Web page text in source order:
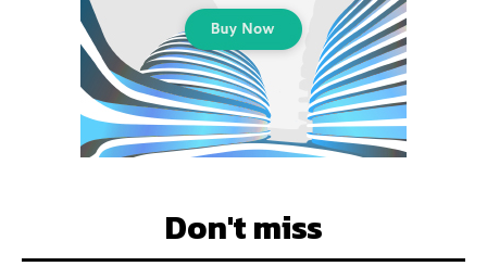
Don't miss